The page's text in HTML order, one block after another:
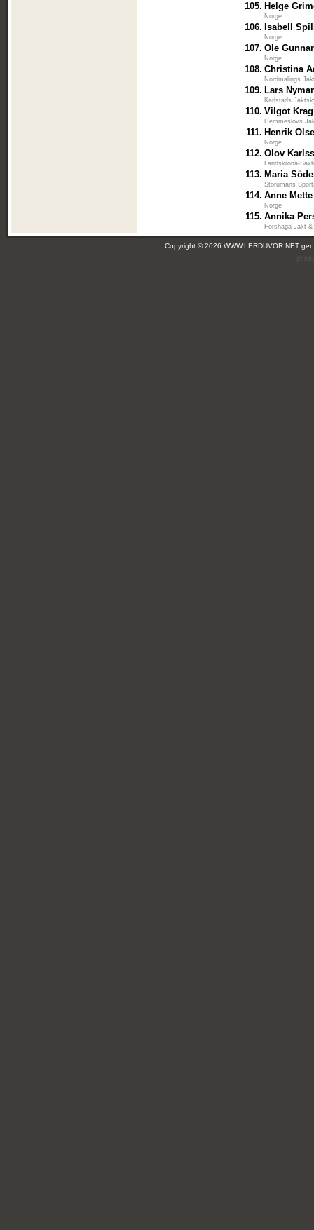
105. Helge
Norge
106. Isabell
Norge
107. Ole
Norge
108. Christina
Nordmalings
109. Lars
Karlstads
110. Vilgot Krag
Hemmeslövs
111. Henrik
Norge
112. Olov
Landskrona-
113. Maria
Storumans
114. Anne
Norge
115. Annika
Forshaga Jakt
Copyright © 2026 WWW.LERDUVOR.NET